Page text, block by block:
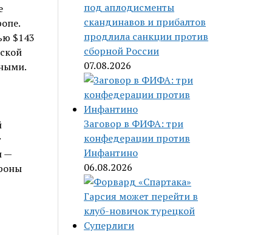
$143
—
под аплодисменты
скандинавов и прибалтов
продлила санкции против
сборной России
07.08.2026
Заговор в ФИФА: три
конфедерации против
Инфантино
06.08.2026